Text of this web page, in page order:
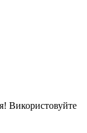
Використовуйте